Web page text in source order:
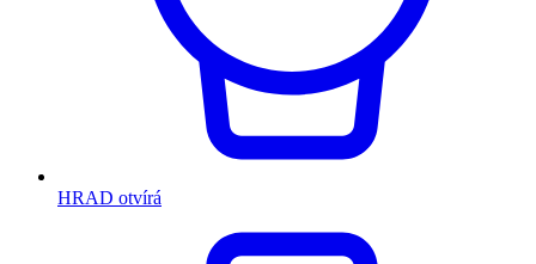
HRAD otvírá